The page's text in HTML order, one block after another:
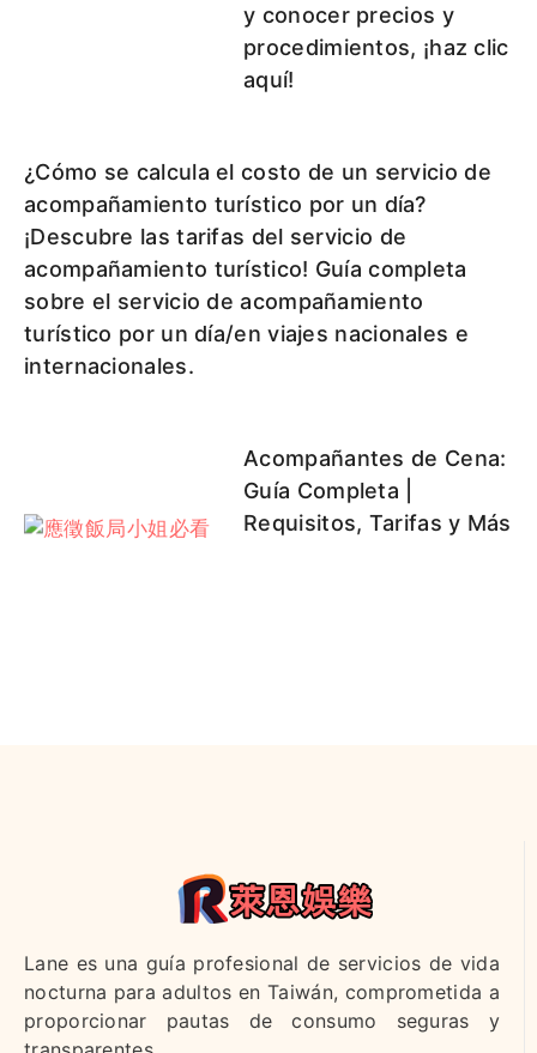
y conocer precios y
procedimientos, ¡haz clic
aquí!
¿Cómo se calcula el costo de un servicio de
acompañamiento turístico por un día?
¡Descubre las tarifas del servicio de
acompañamiento turístico! Guía completa
sobre el servicio de acompañamiento
turístico por un día/en viajes nacionales e
internacionales.
Acompañantes de Cena:
Guía Completa |
Requisitos, Tarifas y Más
Lane es una guía profesional de servicios de vida
nocturna para adultos en Taiwán, comprometida a
proporcionar pautas de consumo seguras y